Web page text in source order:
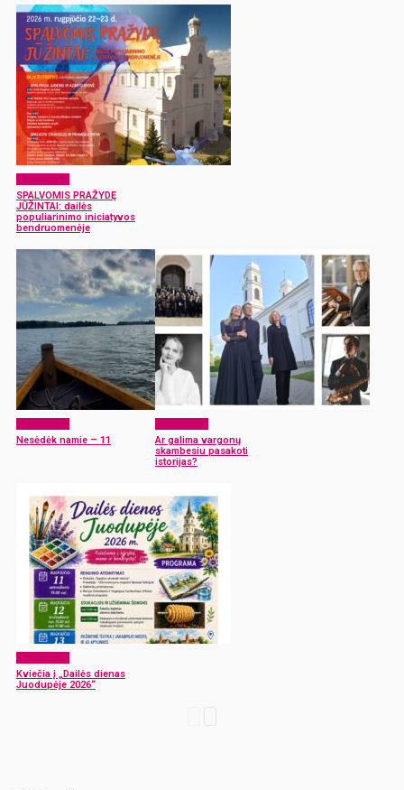
SPALVOMIS PRAŽYDĘ
JŪŽINTAI: dailės
populiarinimo iniciatyvos
bendruomenėje
Nesėdėk namie – 11
Ar galima vargonų
skambesiu pasakoti
istorijas?
Kviečia į „Dailės dienas
Juodupėje 2026“